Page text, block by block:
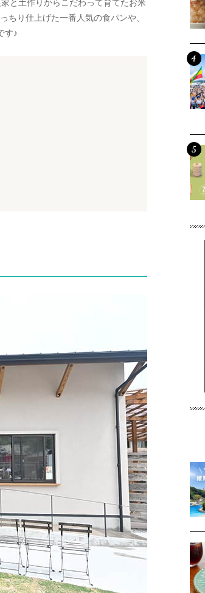
と土作りからこだわって育てたお米
ちり仕上げた一番人気の食パンや、
す♪